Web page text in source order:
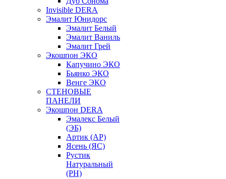
Invisible DERA
Эмалит Юнидорс
Эмалит Белый
Эмалит Ваниль
Эмалит Грей
Экошпон ЭКО
Капучино ЭКО
Бьянко ЭКО
Венге ЭКО
СТЕНОВЫЕ
ПАНЕЛИ
Экошпон DERA
Эмалекс Белый
(ЭБ)
Артик (АР)
Ясень (ЯС)
Рустик
Натуральный
(РН)